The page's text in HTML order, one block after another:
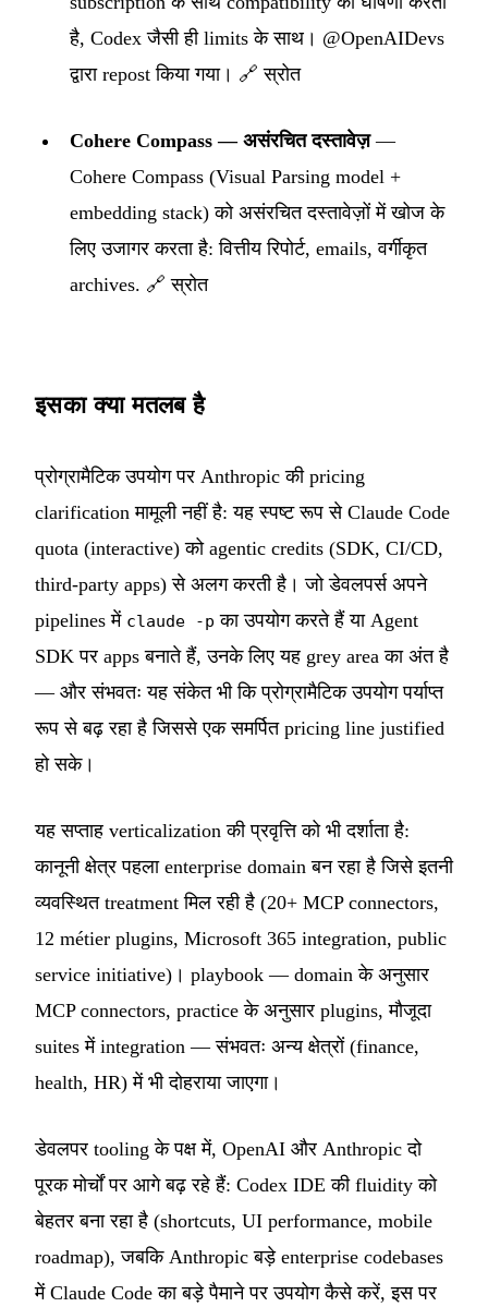
है, Codex जैसी ही limits के साथ। @OpenAIDevs
द्वारा repost किया गया। 🔗 स्रोत
Cohere Compass — असंरचित दस्तावेज़—
Cohere Compass (Visual Parsing model +
embedding stack) को असंरचित दस्तावेज़ों में खोज के
लिए उजागर करता है: वित्तीय रिपोर्ट, emails, वर्गीकृत
archives. 🔗 स्रोत
इसका क्या मतलब है
प्रोग्रामैटिक उपयोग पर Anthropic की pricing
clarification मामूली नहीं है: यह स्पष्ट रूप से Claude Code
quota (interactive) को agentic credits (SDK, CI/CD,
third-party apps) से अलग करती है। जो डेवलपर्स अपने
pipelines में claude -p का उपयोग करते हैं या Agent
SDK पर apps बनाते हैं, उनके लिए यह grey area का अंत है
— और संभवतः यह संकेत भी कि प्रोग्रामैटिक उपयोग पर्याप्त
रूप से बढ़ रहा है जिससे एक समर्पित pricing line justified
हो सके।
यह सप्ताह verticalization की प्रवृत्ति को भी दर्शाता है:
कानूनी क्षेत्र पहला enterprise domain बन रहा है जिसे इतनी
व्यवस्थित treatment मिल रही है (20+ MCP connectors,
12 métier plugins, Microsoft 365 integration, public
service initiative)। playbook — domain के अनुसार
MCP connectors, practice के अनुसार plugins, मौजूदा
suites में integration — संभवतः अन्य क्षेत्रों (finance,
health, HR) में भी दोहराया जाएगा।
डेवलपर tooling के पक्ष में, OpenAI और Anthropic दो
पूरक मोर्चों पर आगे बढ़ रहे हैं: Codex IDE की fluidity को
बेहतर बना रहा है (shortcuts, UI performance, mobile
roadmap), जबकि Anthropic बड़े enterprise codebases
में Claude Code का बड़े पैमाने पर उपयोग कैसे करें, इस पर